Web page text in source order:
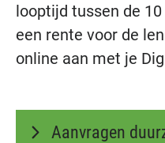
looptijd tussen de
een rente voor de
online aan met je
Aanvragen